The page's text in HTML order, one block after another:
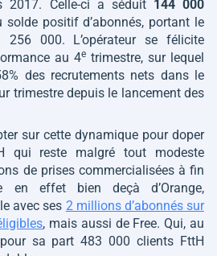
2017. Celle-ci a séduit 144 000
positif d’abonnés, portant le
000. L’opérateur se félicite
au 4e trimestre, sur lequel
des recrutements nets dans le
trimestre depuis le lancement des
sur cette dynamique pour doper
qui reste malgré tout modeste
de prises commercialisées à fin
en effet bien deçà d’Orange,
avec ses 2 millions d’abonnés sur
, mais aussi de Free. Qui, au
sa part 483 000 clients FttH